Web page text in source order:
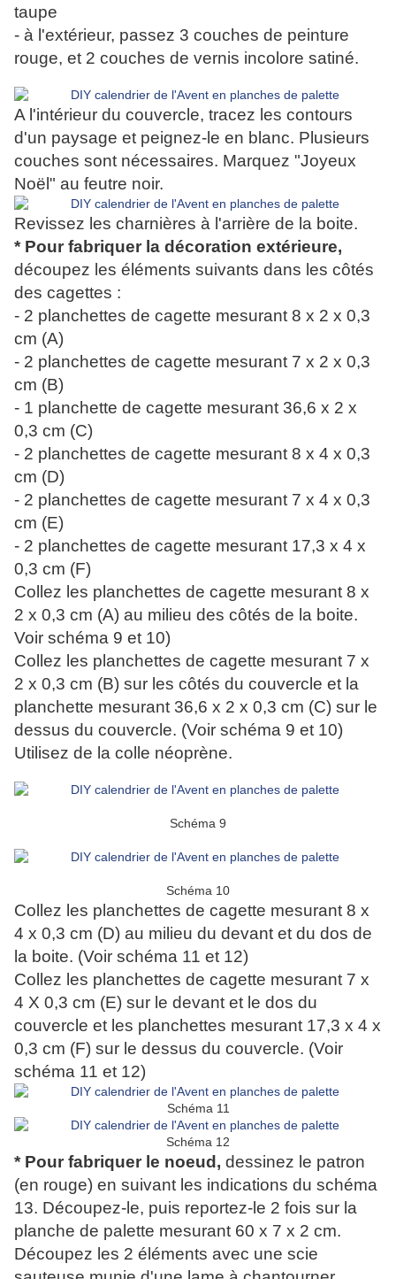
taupe
- à l'extérieur, passez 3 couches de peinture
rouge, et 2 couches de vernis incolore satiné.
A l'intérieur du couvercle, tracez les contours
d'un paysage et peignez-le en blanc. Plusieurs
couches sont nécessaires. Marquez "Joyeux
Noël" au feutre noir.
Revissez les charnières à l'arrière de la boite.
* Pour fabriquer la décoration extérieure,
découpez les éléments suivants dans les côtés
des cagettes :
- 2 planchettes de cagette mesurant 8 x 2 x 0,3
cm (A)
- 2 planchettes de cagette mesurant 7 x 2 x 0,3
cm (B)
- 1 planchette de cagette mesurant 36,6 x 2 x
0,3 cm (C)
- 2 planchettes de cagette mesurant 8 x 4 x 0,3
cm (D)
- 2 planchettes de cagette mesurant 7 x 4 x 0,3
cm (E)
- 2 planchettes de cagette mesurant 17,3 x 4 x
0,3 cm (F)
Collez les planchettes de cagette mesurant 8 x
2 x 0,3 cm (A) au milieu des côtés de la boite.
Voir schéma 9 et 10)
Collez les planchettes de cagette mesurant 7 x
2 x 0,3 cm (B) sur les côtés du couvercle et la
planchette mesurant 36,6 x 2 x 0,3 cm (C) sur le
dessus du couvercle. (Voir schéma 9 et 10)
Utilisez de la colle néoprène.
Schéma 9
Schéma 10
Collez les planchettes de cagette mesurant 8 x
4 x 0,3 cm (D) au milieu du devant et du dos de
la boite. (Voir schéma 11 et 12)
Collez les planchettes de cagette mesurant 7 x
4 X 0,3 cm (E) sur le devant et le dos du
couvercle et les planchettes mesurant 17,3 x 4 x
0,3 cm (F) sur le dessus du couvercle. (Voir
schéma 11 et 12)
Schéma 11
Schéma 12
* Pour fabriquer le noeud, dessinez le patron
(en rouge) en suivant les indications du schéma
13. Découpez-le, puis reportez-le 2 fois sur la
planche de palette mesurant 60 x 7 x 2 cm.
Découpez les 2 éléments avec une scie